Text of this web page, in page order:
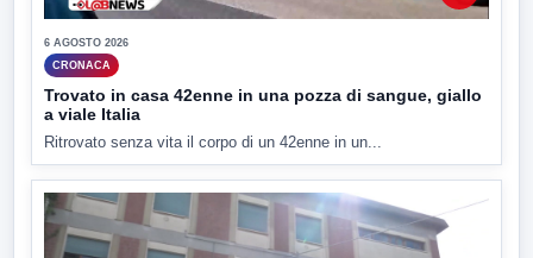
6 AGOSTO 2026
CRONACA
Trovato in casa 42enne in una pozza di sangue, giallo
a viale Italia
Ritrovato senza vita il corpo di un 42enne in un...